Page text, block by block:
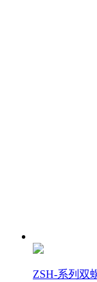
ZSH-系列双